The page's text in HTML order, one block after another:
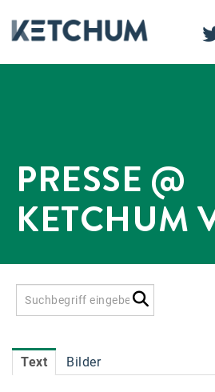
PRESSE @
KETCHUM
Accessiway
Text Bilder